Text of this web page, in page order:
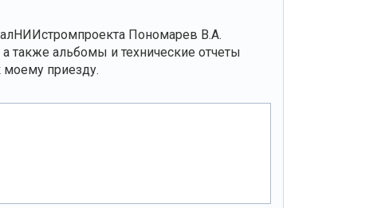
Пономарев В.А.
также альбомы и технические отчеты
моему приезду.